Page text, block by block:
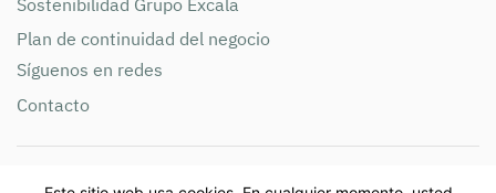
Sostenibilidad Grupo Excala
Plan de continuidad del negocio
Síguenos en redes
Contacto
Compañía de Empaques S.A NIT 890.900.285 Teléfono: